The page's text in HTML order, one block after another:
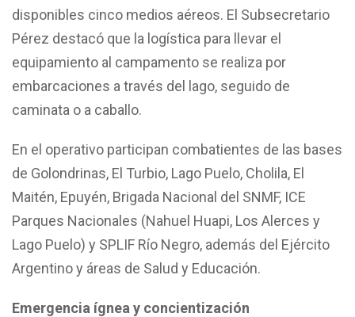
disponibles cinco medios aéreos. El Subsecretario
Pérez destacó que la logística para llevar el
equipamiento al campamento se realiza por
embarcaciones a través del lago, seguido de
caminata o a caballo.
En el operativo participan combatientes de las bases
de Golondrinas, El Turbio, Lago Puelo, Cholila, El
Maitén, Epuyén, Brigada Nacional del SNMF, ICE
Parques Nacionales (Nahuel Huapi, Los Alerces y
Lago Puelo) y SPLIF Río Negro, además del Ejército
Argentino y áreas de Salud y Educación.
Emergencia ígnea y concientización